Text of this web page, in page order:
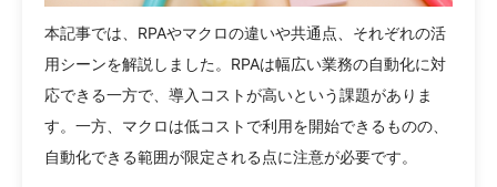
本記事では、RPAやマクロの違いや共通点、それぞれの活
用シーンを解説しました。RPAは幅広い業務の自動化に対
応できる一方で、導入コストが高いという課題がありま
す。一方、マクロは低コストで利用を開始できるものの、
自動化できる範囲が限定される点に注意が必要です。